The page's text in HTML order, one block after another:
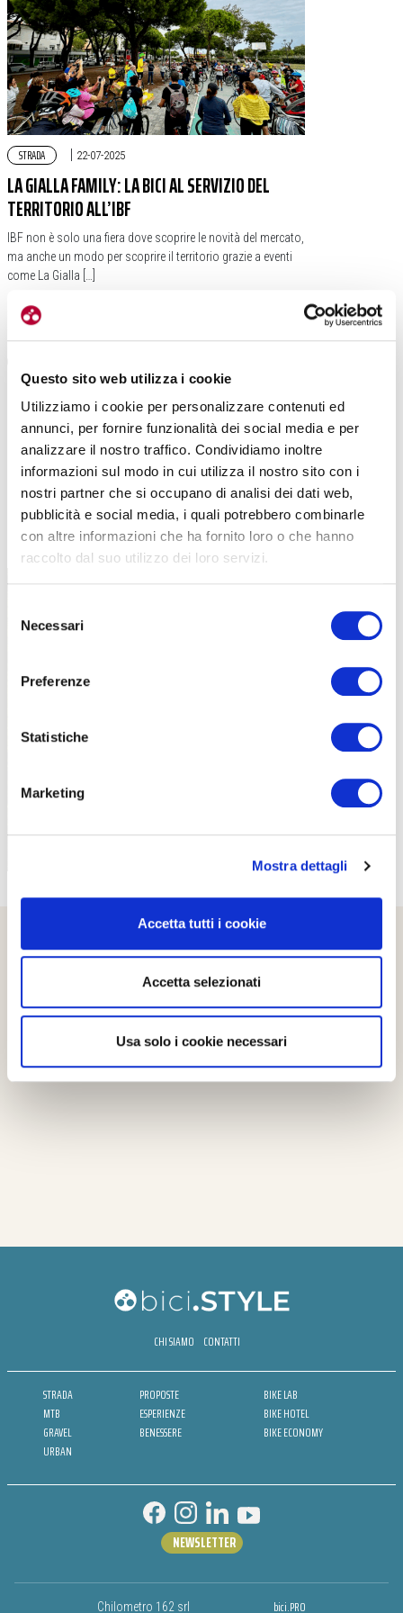
Questo sito web utilizza i cookie
Utilizziamo i cookie per personalizzare contenuti ed
annunci, per fornire funzionalità dei social media e per
analizzare il nostro traffico. Condividiamo inoltre
informazioni sul modo in cui utilizza il nostro sito con i
nostri partner che si occupano di analisi dei dati web,
pubblicità e social media, i quali potrebbero combinarle
con altre informazioni che ha fornito loro o che hanno
raccolto dal suo utilizzo dei loro servizi.
delNecessari
Preferenze
Statistiche
Marketing
Mostra dettagli
Accetta tutti i cookie
Accetta selezionati
Usa solo i cookie necessari
STRADA | 22-07-2025
LA GIALLA FAMILY: LA BICI AL SERVIZIO DEL
TERRITORIO ALL’IBF
IBF non è solo una fiera dove scoprire le novità del mercato,
ma anche un modo per scoprire il territorio grazie a eventi
come La Gialla […]
#ALBERTO GERINI
#MISANO ADRIATICO
TUTTE LE CATEGORIE DEL MAGAZINE
CHI SIAMO CONTATTI
STRADA
MTB
GRAVEL
URBAN
PROPOSTE
ESPERIENZE
BENESSERE
BIKE LAB
BIKE HOTEL
BIKE ECONOMY
Chilometro 162 srl bici.PRO
NEWSLETTER